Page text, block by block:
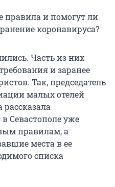
правила и помогут ли
коронавируса?
Часть из них
и заранее
Так, председатель
малых отелей
Севастополе уже
правилам, а
места в ее
списка